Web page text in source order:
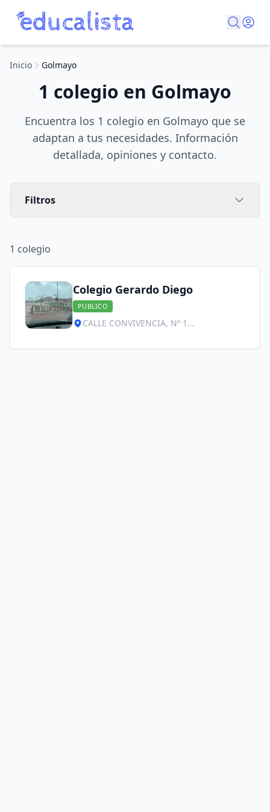
Inicio Golmayo
1 colegio en Golmayo
Encuentra los 1 colegio en Golmayo que se
adaptan a tus necesidades. Información
detallada, opiniones y contacto.
Filtros
1 colegio
Colegio Gerardo Diego
PUBLICO
CALLE CONVIVENCIA, Nº 1
Golmayo